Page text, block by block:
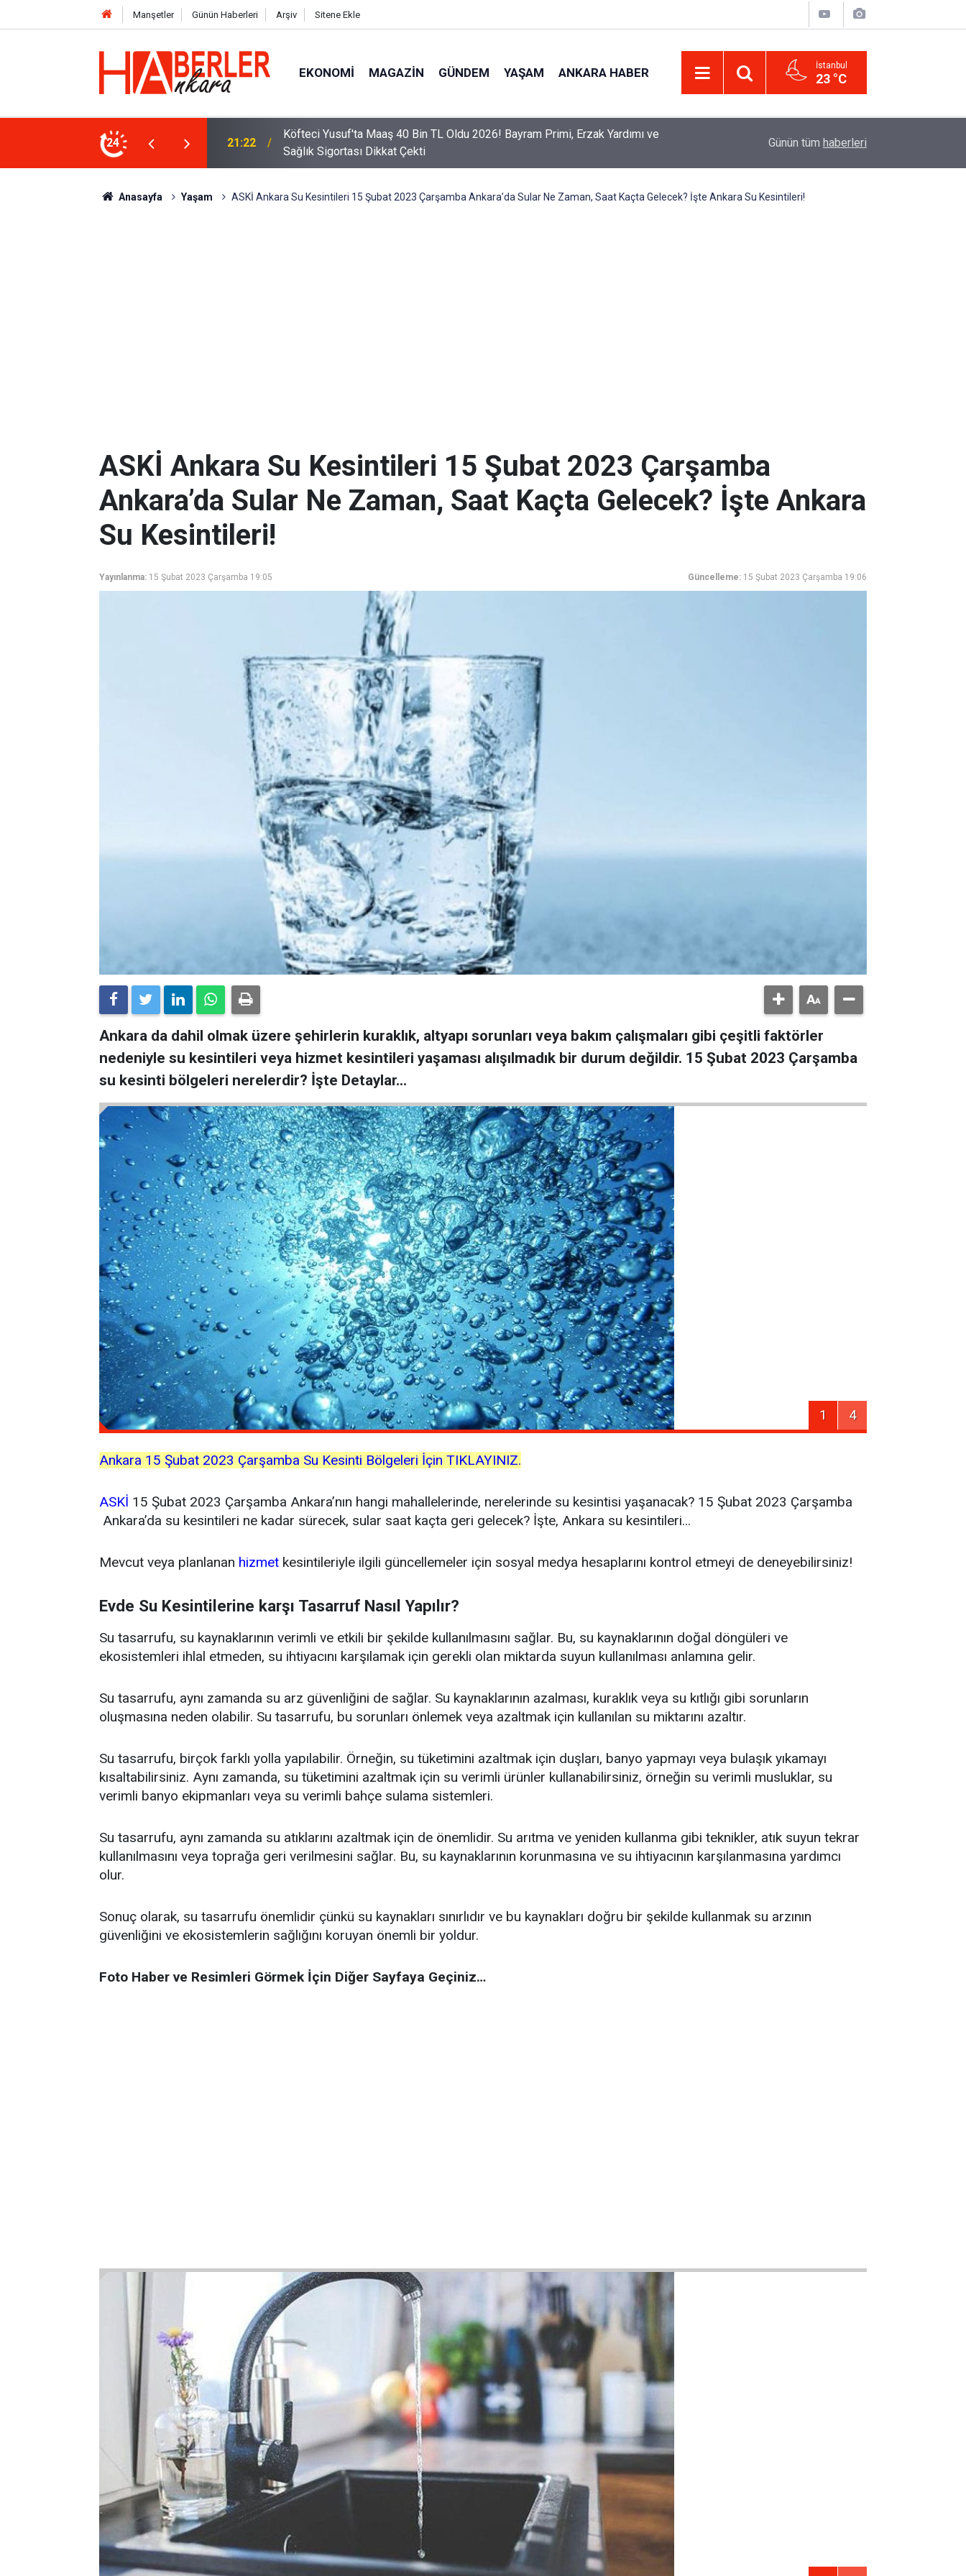
Manşetler Günün Haberleri Arşiv Sitene Ekle
EKONOMI MAGAZIN GÜNDEM YAŞAM ANKARA HABER İstanbul
23 °C
24
2026! Bayram Primi, Erzak Yardımı ve
12:33 Sürücüler Dikkat! Yeni Dönemde 3 İhlal Ehliyet İptaline Neden Olacak
Uzadı, Ödeme Kuralları Değişti
Günün tüm haberleri
Anasayfa Yaşam ASKİ Ankara Su Kesintileri 15 Şubat 2023 Çarşamba Ankara’da Sular Ne Zaman, Saat Kaçta Gelecek? İşte Ankara Su Kesintileri!
ASKİ Ankara Su Kesintileri 15 Şubat 2023 Çarşamba
Ankara’da Sular Ne Zaman, Saat Kaçta Gelecek? İşte Ankara
Su Kesintileri!
Yayınlanma: 15 Şubat 2023 Çarşamba 19:05 Güncelleme: 15 Şubat 2023 Çarşamba 19:06
Ankara da dahil olmak üzere şehirlerin kuraklık, altyapı sorunları veya bakım çalışmaları gibi çeşitli faktörler
nedeniyle su kesintileri veya hizmet kesintileri yaşaması alışılmadık bir durum değildir. 15 Şubat 2023 Çarşamba
su kesinti bölgeleri nerelerdir? İşte Detaylar...
1 4
Ankara 15 Şubat 2023 Çarşamba Su Kesinti Bölgeleri İçin TIKLAYINIZ.
ASKİ 15 Şubat 2023 Çarşamba Ankara’nın hangi mahallelerinde, nerelerinde su kesintisi yaşanacak? 15 Şubat 2023 Çarşamba
Ankara’da su kesintileri ne kadar sürecek, sular saat kaçta geri gelecek? İşte, Ankara su kesintileri...
Mevcut veya planlanan hizmet kesintileriyle ilgili güncellemeler için sosyal medya hesaplarını kontrol etmeyi de deneyebilirsiniz!
Evde Su Kesintilerine karşı Tasarruf Nasıl Yapılır?
Su tasarrufu, su kaynaklarının verimli ve etkili bir şekilde kullanılmasını sağlar. Bu, su kaynaklarının doğal döngüleri ve
ekosistemleri ihlal etmeden, su ihtiyacını karşılamak için gerekli olan miktarda suyun kullanılması anlamına gelir.
Su tasarrufu, aynı zamanda su arz güvenliğini de sağlar. Su kaynaklarının azalması, kuraklık veya su kıtlığı gibi sorunların
oluşmasına neden olabilir. Su tasarrufu, bu sorunları önlemek veya azaltmak için kullanılan su miktarını azaltır.
Su tasarrufu, birçok farklı yolla yapılabilir. Örneğin, su tüketimini azaltmak için duşları, banyo yapmayı veya bulaşık yıkamayı
kısaltabilirsiniz. Aynı zamanda, su tüketimini azaltmak için su verimli ürünler kullanabilirsiniz, örneğin su verimli musluklar, su
verimli banyo ekipmanları veya su verimli bahçe sulama sistemleri.
Su tasarrufu, aynı zamanda su atıklarını azaltmak için de önemlidir. Su arıtma ve yeniden kullanma gibi teknikler, atık suyun tekrar
kullanılmasını veya toprağa geri verilmesini sağlar. Bu, su kaynaklarının korunmasına ve su ihtiyacının karşılanmasına yardımcı
olur.
Sonuç olarak, su tasarrufu önemlidir çünkü su kaynakları sınırlıdır ve bu kaynakları doğru bir şekilde kullanmak su arzının
güvenliğini ve ekosistemlerin sağlığını koruyan önemli bir yoldur.
Foto Haber ve Resimleri Görmek İçin Diğer Sayfaya Geçiniz…